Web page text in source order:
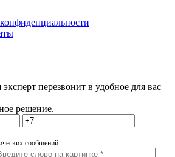
перезвонит в удобное для вас
решение.
сообщений